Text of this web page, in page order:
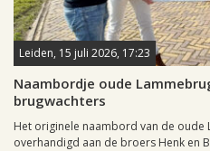
Leiden, 15 juli 2026, 17:23
Naambordje oude
brugwachters
Het originele naambord van de oude
overhandigd aan de broers Henk en